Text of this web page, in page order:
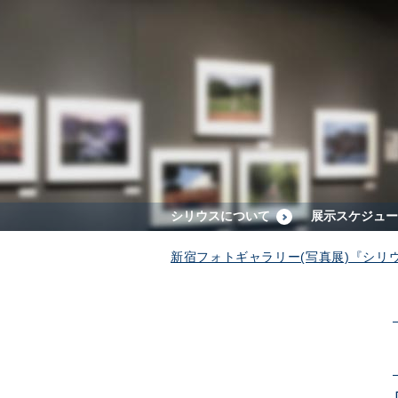
シリウスについて 展示スケジュ
新宿フォトギャラリー(写真展)『シリ